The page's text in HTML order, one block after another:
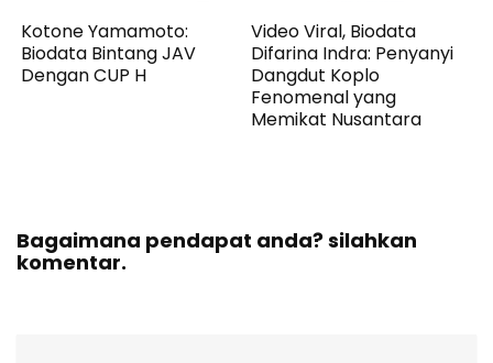
Kotone Yamamoto:
Biodata Bintang JAV
Dengan CUP H
Video Viral, Biodata
Difarina Indra: Penyanyi
Dangdut Koplo
Fenomenal yang
Memikat Nusantara
Bagaimana pendapat anda? silahkan
komentar.